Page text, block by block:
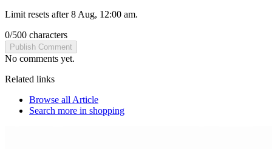
Limit resets after 8 Aug, 12:00 am.
0/500 characters
Publish Comment
No comments yet.
Related links
Browse all Article
Search more in shopping